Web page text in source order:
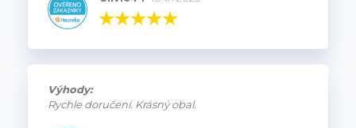
Výhody:
Rychle doručení. Krásný obal.